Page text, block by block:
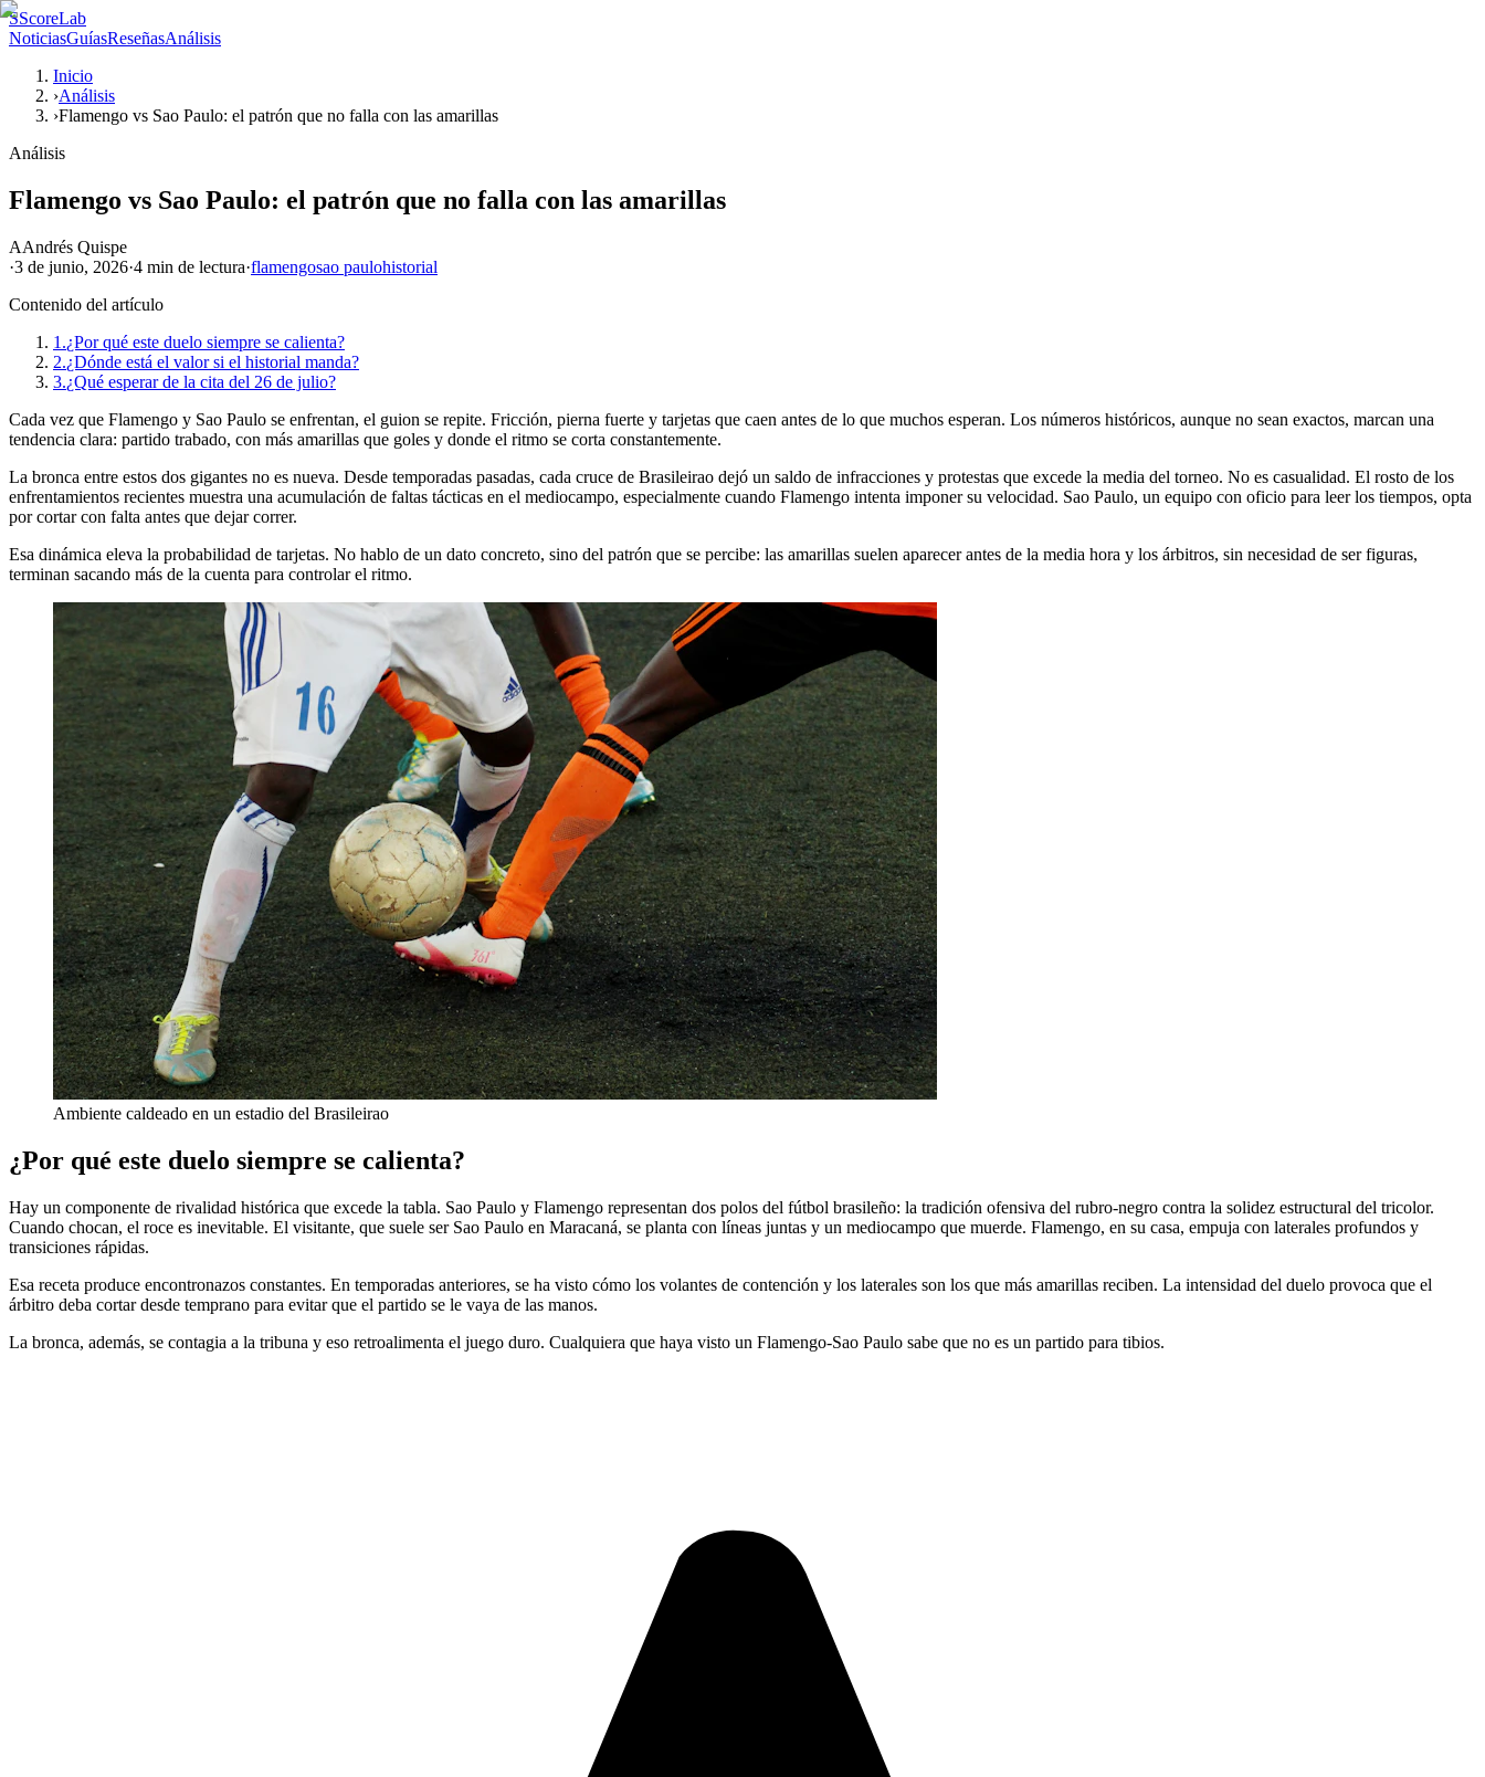
SScoreLab
NoticiasGuíasReseñasAnálisis
Inicio
›Análisis
›Flamengo vs Sao Paulo: el patrón que no falla con las amarillas
Análisis
Flamengo vs Sao Paulo: el patrón que no falla con las amarillas
AAndrés Quispe
·3 de junio, 2026·4 min de lectura·flamengosao paulohistorial
Contenido del artículo
1.¿Por qué este duelo siempre se calienta?
2.¿Dónde está el valor si el historial manda?
3.¿Qué esperar de la cita del 26 de julio?
Cada vez que Flamengo y Sao Paulo se enfrentan, el guion se repite. Fricción, pierna fuerte y tarjetas que caen antes de lo que muchos esperan. Los números históricos, aunque no sean exactos, marcan una
tendencia clara: partido trabado, con más amarillas que goles y donde el ritmo se corta constantemente.
La bronca entre estos dos gigantes no es nueva. Desde temporadas pasadas, cada cruce de Brasileirao dejó un saldo de infracciones y protestas que excede la media del torneo. No es casualidad. El rosto de los
enfrentamientos recientes muestra una acumulación de faltas tácticas en el mediocampo, especialmente cuando Flamengo intenta imponer su velocidad. Sao Paulo, un equipo con oficio para leer los tiempos, opta
por cortar con falta antes que dejar correr.
Esa dinámica eleva la probabilidad de tarjetas. No hablo de un dato concreto, sino del patrón que se percibe: las amarillas suelen aparecer antes de la media hora y los árbitros, sin necesidad de ser figuras,
terminan sacando más de la cuenta para controlar el ritmo.
Ambiente caldeado en un estadio del Brasileirao
¿Por qué este duelo siempre se calienta?
Hay un componente de rivalidad histórica que excede la tabla. Sao Paulo y Flamengo representan dos polos del fútbol brasileño: la tradición ofensiva del rubro-negro contra la solidez estructural del tricolor.
Cuando chocan, el roce es inevitable. El visitante, que suele ser Sao Paulo en Maracaná, se planta con líneas juntas y un mediocampo que muerde. Flamengo, en su casa, empuja con laterales profundos y
transiciones rápidas.
Esa receta produce encontronazos constantes. En temporadas anteriores, se ha visto cómo los volantes de contención y los laterales son los que más amarillas reciben. La intensidad del duelo provoca que el
árbitro deba cortar desde temprano para evitar que el partido se le vaya de las manos.
La bronca, además, se contagia a la tribuna y eso retroalimenta el juego duro. Cualquiera que haya visto un Flamengo-Sao Paulo sabe que no es un partido para tibios.